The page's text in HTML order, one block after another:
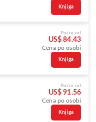
Knjiga
Počni od
US$ 84.43
Cena po osobi
Knjiga
Počni od
US$ 91.56
Cena po osobi
Knjiga